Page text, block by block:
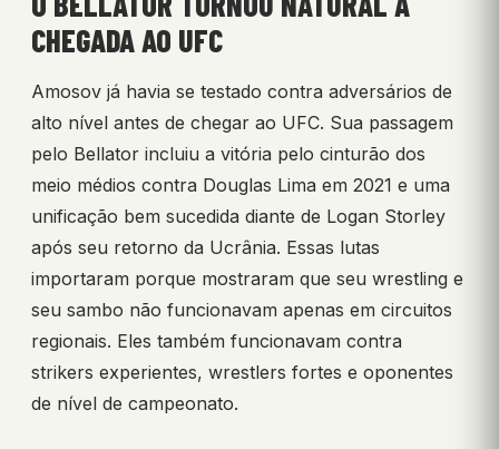
CHEGADA AO UFC
Amosov já havia se testado contra adversários de
alto nível antes de chegar ao UFC. Sua passagem
pelo Bellator incluiu a vitória pelo cinturão dos
meio médios contra Douglas Lima em 2021 e uma
unificação bem sucedida diante de Logan Storley
após seu retorno da Ucrânia. Essas lutas
importaram porque mostraram que seu wrestling e
seu sambo não funcionavam apenas em circuitos
regionais. Eles também funcionavam contra
strikers experientes, wrestlers fortes e oponentes
de nível de campeonato.